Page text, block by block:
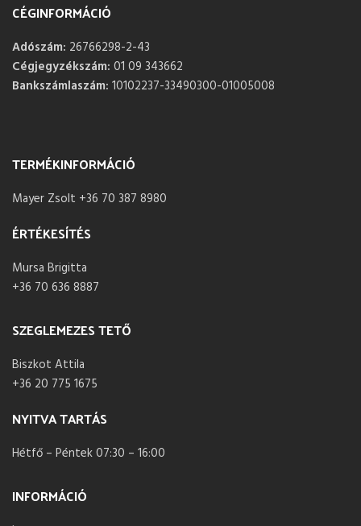
CÉGINFORMÁCIÓ
Adószám: 26766298-2-43
Cégjegyzékszám: 01 09 343662
Bankszámlaszám: 10102237-33490300-01005008
TERMÉKINFORMÁCIÓ
Mayer Zsolt +36 70 387 8980
ÉRTÉKESÍTÉS
Mursa Brigitta
+36 70 636 8887
SZEGLEMEZES TETŐ
Biszkot Attila
+36 20 775 1675
NYITVA TARTÁS
Hétfő – Péntek 07:30 – 16:00
INFORMÁCIÓ